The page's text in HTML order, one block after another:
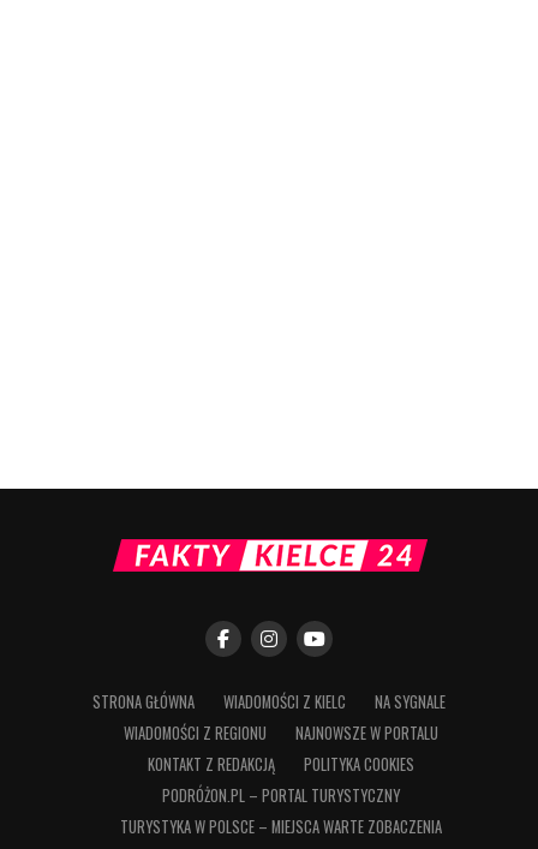
STRONA GŁÓWNA WIADOMOŚCI Z KIELC
NA SYGNALE
WIADOMOŚCI Z REGIONU
NAJNOWSZE W PORTALU
KONTAKT Z REDAKCJĄ
POLITYKA COOKIES
PODRÓŻON.PL – PORTAL TURYSTYCZNY
TURYSTYKA W POLSCE – MIEJSCA WARTE ZOBACZENIA